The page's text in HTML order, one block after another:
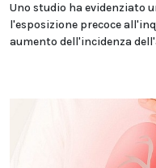
Uno studio ha evidenziato
l'esposizione precoce
aumento dell'incidenza